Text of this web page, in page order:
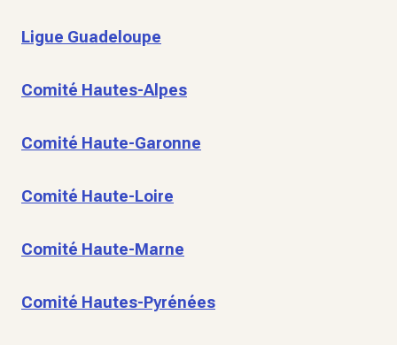
Ligue Guadeloupe
Comité Hautes-Alpes
Comité Haute-Garonne
Comité Haute-Loire
Comité Haute-Marne
Comité Hautes-Pyrénées